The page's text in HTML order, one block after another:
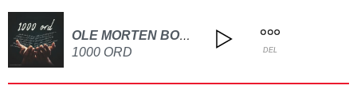
OLE MORTEN BOWITZ
1000 ORD DEL